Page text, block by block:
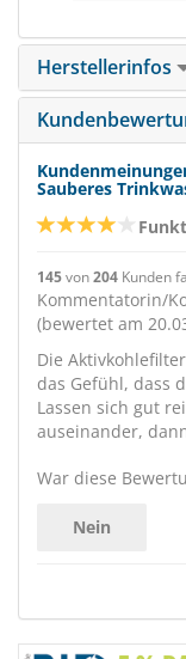
Herstellerinfos
Sauberes
145von204 Kunden
Kommentatorin/
(bewertet am
Die
das Gefühl, dass
Lassen sich gut
auseinander,
War diese
Nein